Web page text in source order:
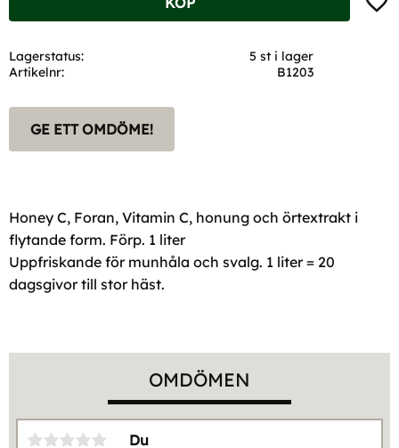
Lagerstatus
5 st i lager
Artikelnr
B1203
GE ETT OMDÖME!
Honey C, Foran, Vitamin C, honung och örtextrakt i
flytande form. Förp. 1 liter
Uppfriskande för munhåla och svalg. 1 liter = 20
dagsgivor till stor häst.
OMDÖMEN
Du